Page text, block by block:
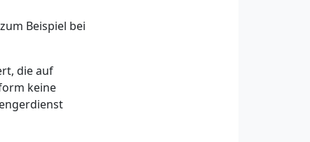
Beispiel bei
die auf
keine